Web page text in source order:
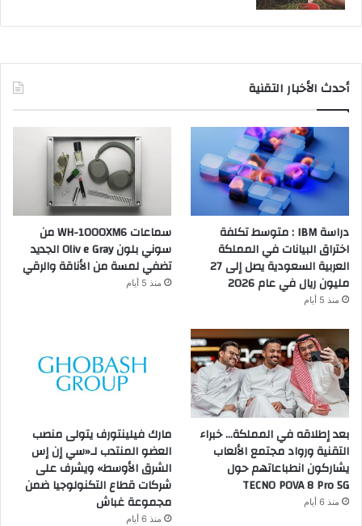
أحدث الأخبار التقنية
دراسة IBM : متوسط تكلفة
اختراق البيانات في المملكة
العربية السعودية يصل إلى 27
مليون ريال في عام 2026
منذ 5 أيام
سماعات WH-1000XM6 من
سوني بلون Oliv e Gray الجديد
تضفي لمسة من الأناقة والرقي
منذ 5 أيام
بعد إطلاقه في المملكة… خبراء
التقنية ورواد مجتمع الألعاب
يشاركون انطباعاتهم حول
TECNO POVA 8 Pro 5G
منذ 6 أيام
مارك فيلينتورف يتولى منصب
العضو المنتدب لـ«سي إن إس
الشرق الأوسط» ويشرف على
شركات قطاع التكنولوجيا ضمن
مجموعة غباش
منذ 6 أيام